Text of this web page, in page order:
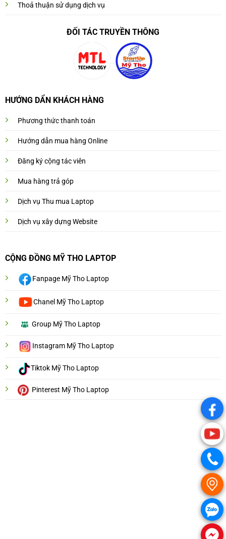
Thoả thuận sử dụng dịch vụ
ĐỐI TÁC TRUYỀN THÔNG
HƯỚNG DẨN KHÁCH HÀNG
Phương thức thanh toán
Hướng dẫn mua hàng Online
Đăng ký cộng tác viên
Mua hàng trả góp
Dịch vụ Thu mua Laptop
Dịch vụ xây dựng Website
CỘNG ĐỒNG MỸ THO LAPTOP
Fanpage Mỹ Tho Laptop
Chanel Mỹ Tho Laptop
Group Mỹ Tho Laptop
Instagram Mỹ Tho Laptop
Tiktok Mỹ Tho Laptop
Pinterest Mỹ Tho Laptop
.
.
.
.
.
.